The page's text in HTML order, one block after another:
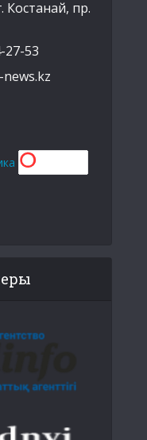
Костанай, пр.
27-53